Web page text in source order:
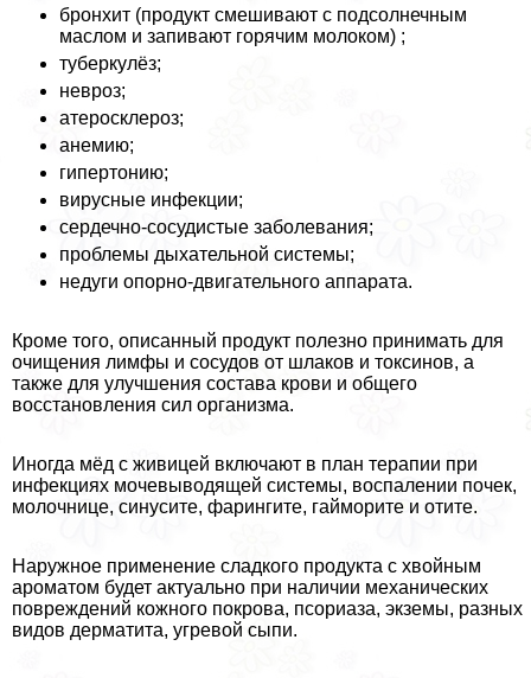
бронхит (продукт смешивают с подсолнечным
маслом и запивают горячим молоком) ;
туберкулёз;
невроз;
атеросклероз;
анемию;
гипертонию;
вирусные инфекции;
сердечно-сосудистые заболевания;
проблемы дыхательной системы;
недуги опopно-двигательного аппарата.
Кроме того, описанный продукт полезно принимать для
очищения лимфы и сосудов от шлаков и токсинов, а
также для улучшения состава крови и общего
восстановления сил организма.
Иногда мёд с живицей включают в план терапии при
инфекциях мочевыводящей системы, воспалении почек,
молочнице, синусите, фарингите, гайморите и отите.
Наружное применение сладкого продукта с хвойным
ароматом будет актуально при наличии механических
повреждений кожного покрова, псориаза, экземы, разных
видов дерматита, угревой сыпи.